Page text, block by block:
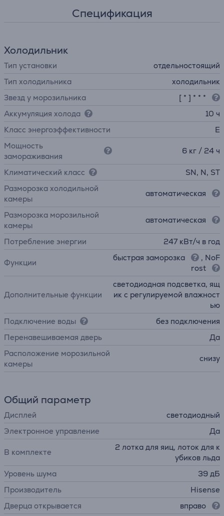
Спецификация
Холодильник
Тип установки
отдельностоящий
Тип холодильника
холодильник
Звезд у морозильника
[ * ] * * *
Аккумуляция холода
10 ч
Класс энергоэффективности
E
Мощность
замораживания
6 кг / 24 ч
Климатический класс
SN, N, ST
Разморозка холодильной
камеры
автоматическая
Разморозка морозильной
камеры
автоматическая
Потребление энергии 247 кВт/ч в год
Функции
быстрая заморозка
, NoF
rost
Дополнительные функции
светодиодная подсветка, ящ
ик с регулируемой влажност
ью
Подключение воды
без подключения
Перенавешиваемая дверь
Да
Расположение морозильной
камеры
снизу
Общий параметр
Дисплей
светодиодный
Электронное управление
Да
В комплекте
2 лотка для яиц, лоток для к
убиков льда
Уровень шума
39 дБ
Производитель
Hisense
Дверца открывается
вправо